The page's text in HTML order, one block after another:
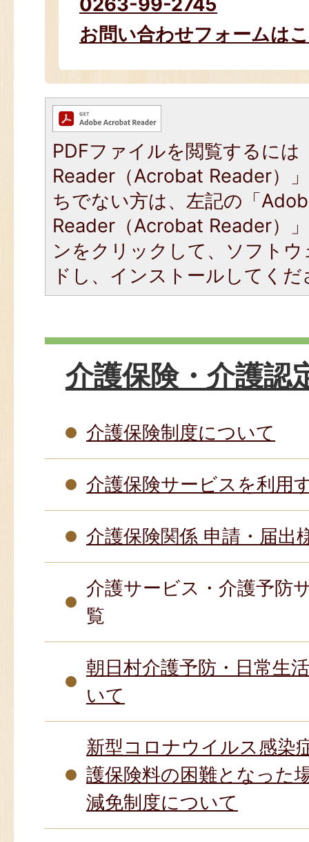
お問い合わせフォームは
PDFファイルを閲覧するには
Reader（Acrobat Reader）
ちでない方は、左記の「
Reader（Acrobat Reader）
ンをクリックして、ソフト
ドし、インストールしてくだ
介護保険・介護認
介護保険制度について
介護保険サービスを利用
介護保険関係 申請・届出
介護サービス・介護予防
覧
朝日村介護予防・日常生
いて
新型コロナウイルス感染
護保険料の困難となった
減免制度について